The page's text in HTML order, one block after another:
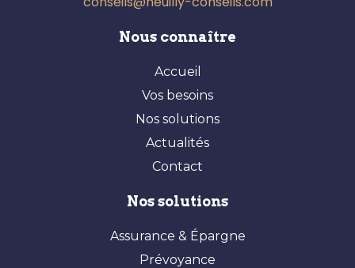
Nous connaître
Accueil
Vos besoins
Nos solutions
Actualités
Contact
Nos solutions
Assurance & Épargne
Prévoyance